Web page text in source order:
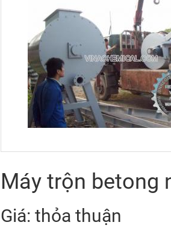
Máy trộn betong
Giá: thỏa thuận